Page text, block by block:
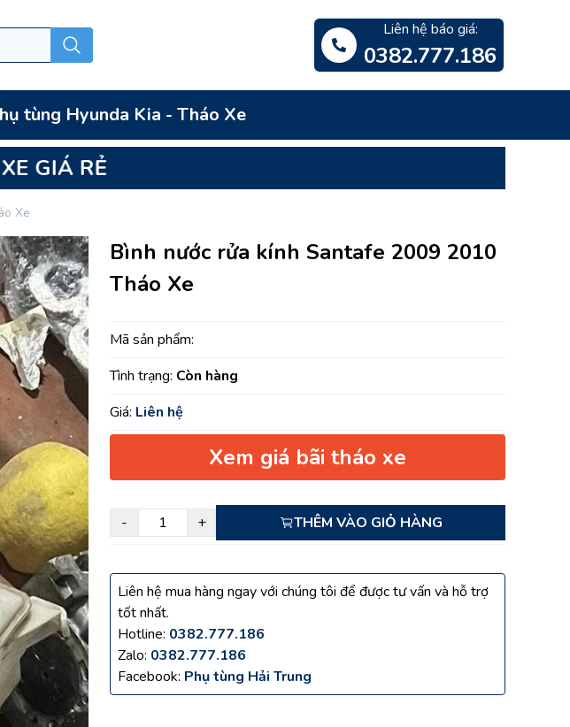
Liên hệ báo giá:
0382.777.186
tùng Hyunda Kia - Tháo Xe
Xe
Bình nước rửa kính Santafe 2009 2010
Tháo Xe
Mã sản phẩm:
Tình trạng: Còn hàng
Giá: Liên hệ
Xem giá bãi tháo xe
- + THÊM VÀO GIỎ HÀNG
Liên hệ mua hàng ngay với chúng tôi để được tư vấn và hỗ trợ
tốt nhất.
Hotline: 0382.777.186
Zalo: 0382.777.186
Facebook: Phụ tùng Hải Trung